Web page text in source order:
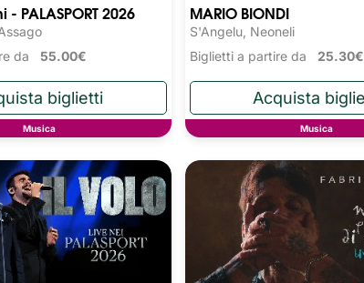
PALASPORT 2026
da 55.00€
Musica
MARIO BIONDI
S'Angelu, Neoneli
Biglietti a partire da 25.30€
Musica